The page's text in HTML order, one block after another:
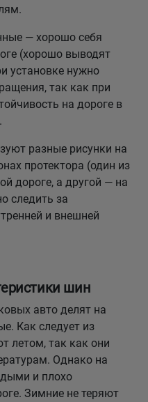
— хорошо себя
(хорошо выводят
установке нужно
так как при
на дороге в
разные рисунки на
протектора (один из
дороге, а другой — на
следить за
и внешней
шин
авто делят на
Как следует из
летом, так как они
Однако на
и плохо
Зимние не теряют